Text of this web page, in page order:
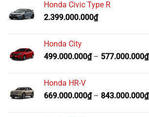
Honda Civic Type R
2.399.000.000₫
Honda City
499.000.000₫– 577.000.000₫
Honda HR-V
669.000.000₫– 843.000.000₫